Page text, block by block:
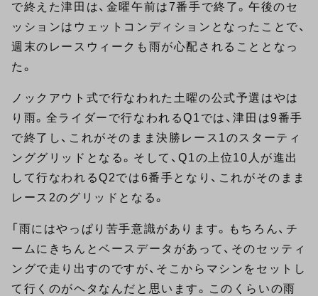
で終えた津田は、金曜午前は7番手で終了。午後のセ
ッションはウェットコンディションとなったことで、
週末のレースウィークも雨が心配されることとなっ
た。
ノックアウト式で行なわれた土曜の公式予選はやは
り雨。全ライダーで行なわれるQ1では、津田は9番手
で終了し、これがそのまま決勝レース1のスターティ
ンググリッドとなる。そして、Q1の上位10人が進出
して行なわれるQ2では6番手となり、これがそのまま
レース2のグリッドとなる。
「雨にはやっぱり苦手意識があります。もちろん、チ
ームにきちんとベースデータがあって、そのセッティ
ングで走り出すのですが、そこからマシンをセットし
て行くのがヘタなんだと思います。このくらいの雨